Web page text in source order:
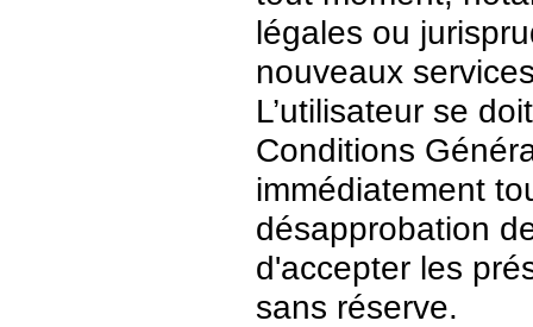
légales ou
nouveaux
L’utilisateur se
Conditions
immédiatement
désapprobation
d'accepter les
sans réserve.